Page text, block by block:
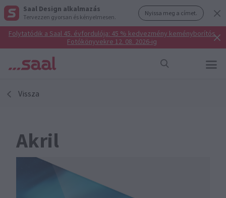
Saal Design alkalmazás
Tervezzen gyorsan és kényelmesen. Nyissa meg a címet.
Folytatódik a Saal 45. évfordulója: 45 % kedvezmény keményborítós
Fotókönyvekre 12. 08. 2026-ig
Vissza
Akril